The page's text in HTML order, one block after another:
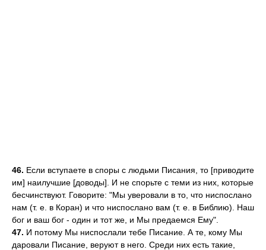
46. Если вступаете в споры с людьми Писания, то [приводите
им] наилучшие [доводы]. И не спорьте с теми из них, которые
бесчинствуют. Говорите: "Мы уверовали в то, что ниспослано
нам (т. е. в Коран) и что ниспослано вам (т. е. в Библию). Наш
бог и ваш бог - один и тот же, и Мы предаемся Ему".
47. И потому Мы ниспослали тебе Писание. А те, кому Мы
даровали Писание, веруют в него. Среди них есть такие,